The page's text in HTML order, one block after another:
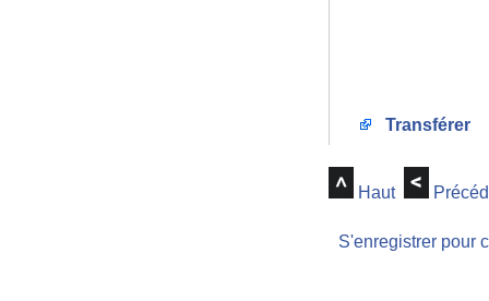
Transférer
Haut
S'enregistrer pour